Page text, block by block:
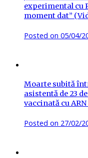
experimental cu
moment dat”
Posted on 05/04/
Moarte subită
asistentă de 23
vaccinată cu
Posted on 27/02/